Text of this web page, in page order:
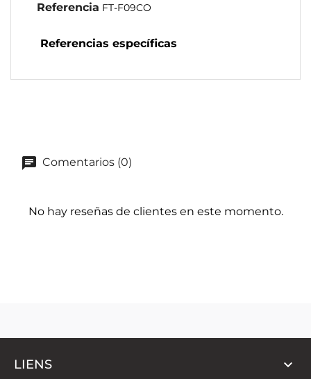
Referencia FT-F09CO
Referencias específicas
Comentarios (0)
No hay reseñas de clientes en este momento.
LIENS 